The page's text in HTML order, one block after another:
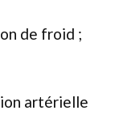
de froid ;
artérielle